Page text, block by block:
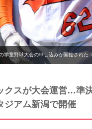
学童野球大会の申し込みが開始された
クスが大会運営…準
ジアム新潟で開催